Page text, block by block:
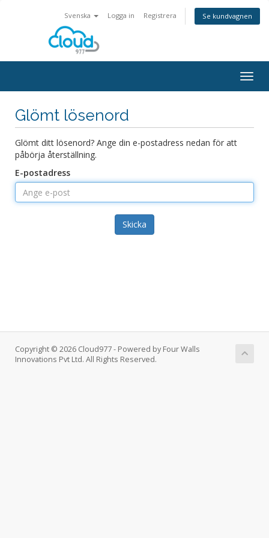
Svenska Logga in Registrera Se kundvagnen
Glömt lösenord
Glömt ditt lösenord? Ange din e-postadress nedan för att
påbörja återställning.
E-postadress
Skicka
Copyright © 2026 Cloud977 - Powered by Four Walls
Innovations Pvt Ltd. All Rights Reserved.